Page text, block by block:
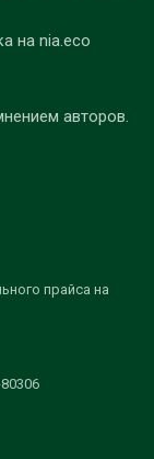
на nia.eco
авторов.
прайса на